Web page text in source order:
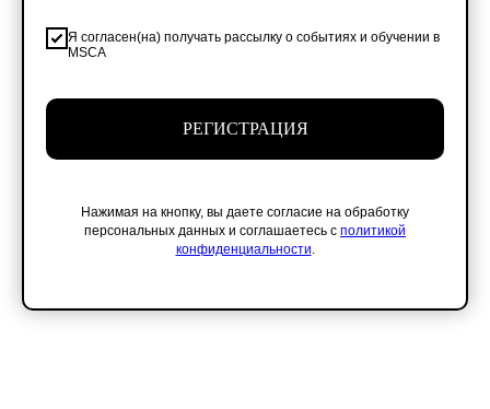
Я согласен(на) получать рассылку о событиях и обучении в
MSCA
РЕГИСТРАЦИЯ
Нажимая на кнопку, вы даете согласие на обработку
персональных данных и соглашаетесь с политикой
конфиденциальности.
Москва, Центр дизайна Artplay,
ул. Нижняя Сыромятническая, д. 10, стр. 3
Публичная оферта